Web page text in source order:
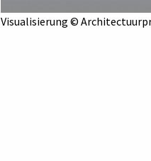
Visualisierung ©